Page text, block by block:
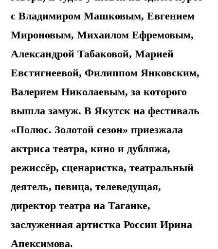
с Владимиром Машковым, Евгением
Мироновым, Михаилом Ефремовым,
Александрой Табаковой, Марией
Евстигнеевой, Филиппом Янковским,
Валерием Николаевым, за которого
вышла замуж. В Якутск на фестиваль
«Полюс. Золотой сезон» приезжала
актриса театра, кино и дубляжа,
режиссёр, сценаристка, театральный
деятель, певица, телеведущая,
директор театра на Таганке,
заслуженная артистка России Ирина
Апексимова.